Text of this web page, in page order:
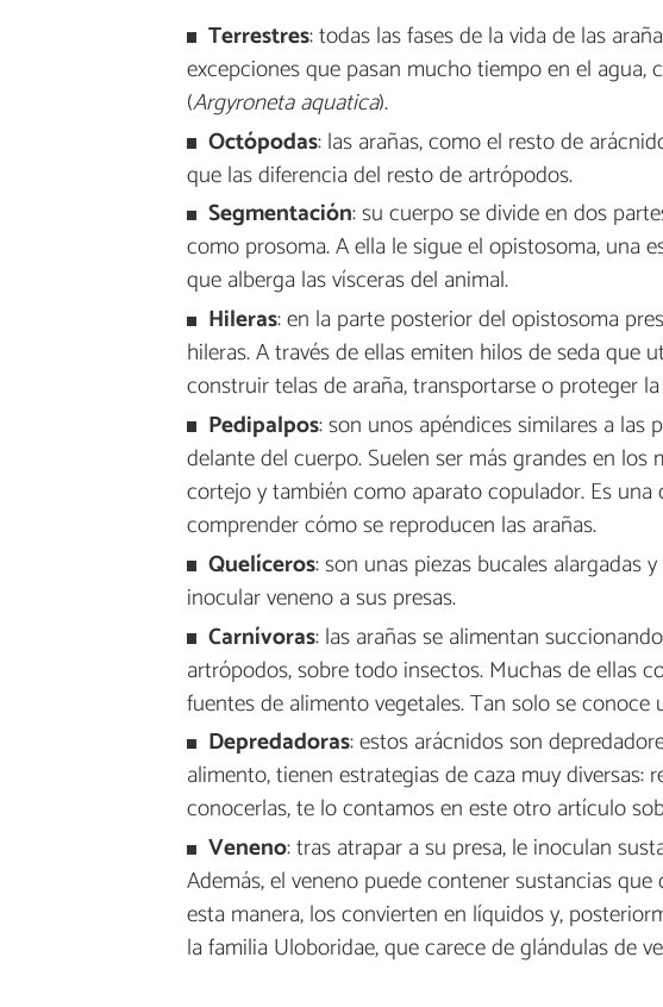
Terrestres: todas las fases de la vida de las
excepciones que pasan mucho tiempo en el agua,
(Argyroneta aquatica).
Octópodas: las arañas, como el resto de
que las diferencia del resto de artrópodos.
Segmentación: su cuerpo se divide en dos
como prosoma. A ella le sigue el opistosoma, una
que alberga las vísceras del animal.
Hileras: en la parte posterior del opistosoma
hileras. A través de ellas emiten hilos de seda que
construir telas de araña, transportarse o proteger
Pedipalpos: son unos apéndices similares a las
delante del cuerpo. Suelen ser más grandes en
cortejo y también como aparato copulador. Es
comprender cómo se reproducen las arañas.
Quelíceros: son unas piezas bucales alargadas
inocular veneno a sus presas.
Carnívoras: las arañas se alimentan
artrópodos, sobre todo insectos. Muchas de ellas
fuentes de alimento vegetales. Tan solo se conoce
Depredadoras: estos arácnidos son
alimento, tienen estrategias de caza muy diversas:
conocerlas, te lo contamos en este otro artículo
Veneno: tras atrapar a su presa, le inoculan
Además, el veneno puede contener sustancias
esta manera, los convierten en líquidos y,
la familia Uloboridae, que carece de glándulas de